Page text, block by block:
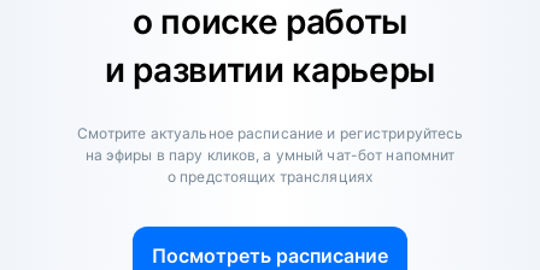
о поиске работы
и развитии карьеры
Смотрите актуальное расписание и регистрируйтесь
на эфиры в пару кликов, а умный чат-бот напомнит
о предстоящих трансляциях
Посмотреть расписание